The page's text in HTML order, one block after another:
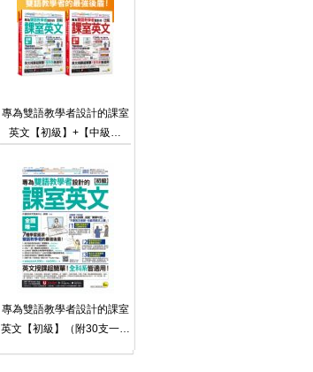
專為雙語教學者設計的課室
英文【初級】+【中級】
學影片＋64堂國中英文文法
教學影片＋2,000個單字學
習影片＋雙語教學情境對話
互動式會話速學系統＋課室
英文常用會話句互動式會話
速學系統＋最好聊天的互動
式會話速學系統＋500句班
級經營教學互動用語電子書
＋「Youtor App」內含VRP
專為雙語教學者設計的課室
英文【初級】（附30支一對